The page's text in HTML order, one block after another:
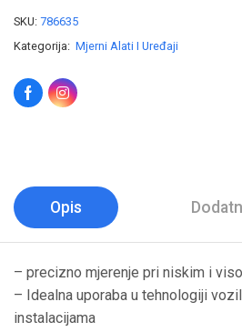
SKU: 786635
Kategorija: Mjerni Alati I Uređaji
Opis
– precizno mjerenje pri niskim i
– Idealna uporaba u tehnologiji
instalacijama